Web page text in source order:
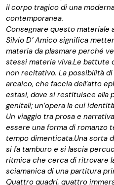
il corpo tragico di una
contemporanea.
Consegnare questo materiale
Silvio D’ Amico significa
materia da plasmare perché
stessi materia viva.Le
non recitativo. La possibilità
arcaico, che faccia dell’atto
estasi, dove si restituisce alla
genitali; un’opera la cui
Un viaggio tra prosa e
essere una forma di romanzo
tempo dimenticata.Una sorta
si fa tamburo e si lascia
ritmica che cerca di ritrovare
sciamanica di una partitura
Quattro quadri, quattro